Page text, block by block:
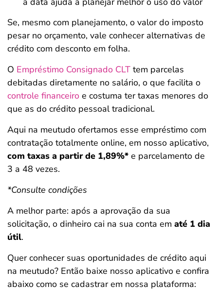
Se, mesmo com planejamento, o valor do imposto
pesar no orçamento, vale conhecer alternativas de
crédito com desconto em folha.
O Empréstimo Consignado CLT tem parcelas
debitadas diretamente no salário, o que facilita o
controle financeiro e costuma ter taxas menores do
que as do crédito pessoal tradicional.
Aqui na meutudo ofertamos esse empréstimo com
contratação totalmente online, em nosso aplicativo,
com taxas a partir de 1,89%* e parcelamento de
3 a 48 vezes.
*Consulte condições
A melhor parte: após a aprovação da sua
solicitação, o dinheiro cai na sua conta em até 1 dia
útil.
Quer conhecer suas oportunidades de crédito aqui
na meutudo? Então baixe nosso aplicativo e confira
abaixo como se cadastrar em nossa plataforma: